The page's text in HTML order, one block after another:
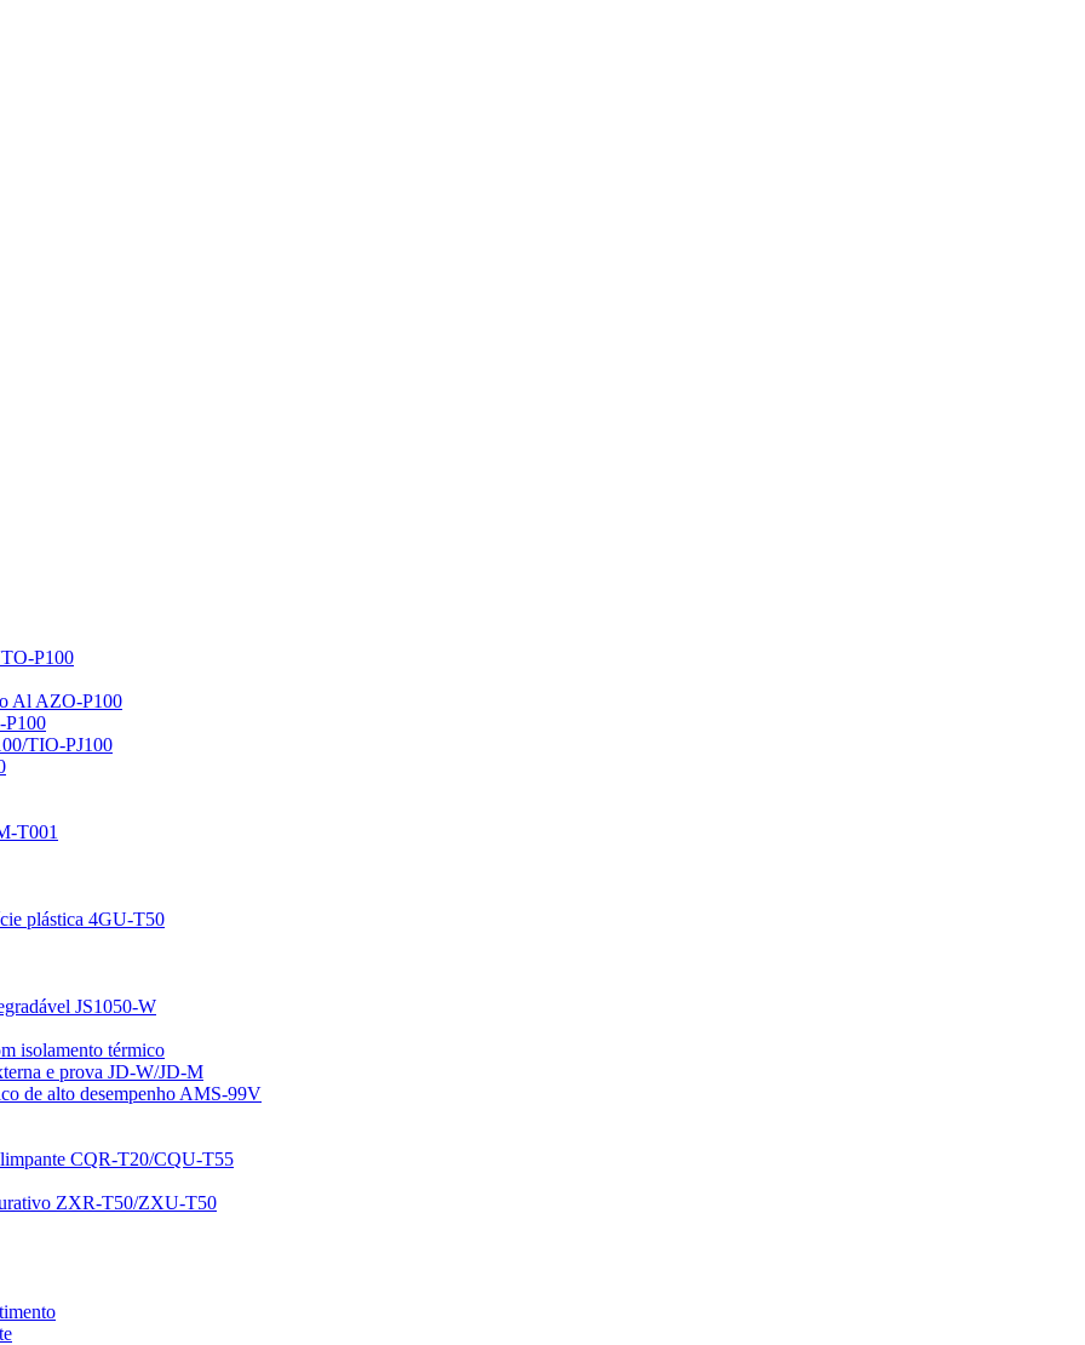
P100
Al AZO-P100
P100
TIO-PJ100
T001
plástica 4GU-T50
JS1050-W
isolamento térmico
e prova JD-W/JD-M
de alto desempenho AMS-99V
CQR-T20/CQU-T55
ZXR-T50/ZXU-T50